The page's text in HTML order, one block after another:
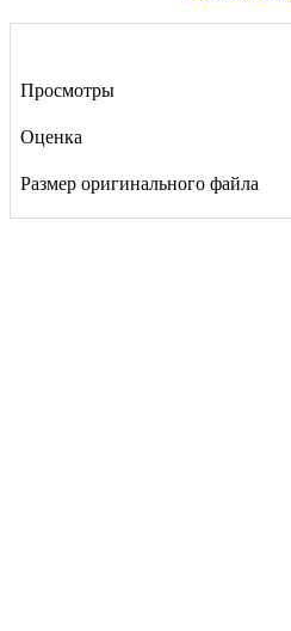
Просмотры
Оценка
Размер оригинального файла